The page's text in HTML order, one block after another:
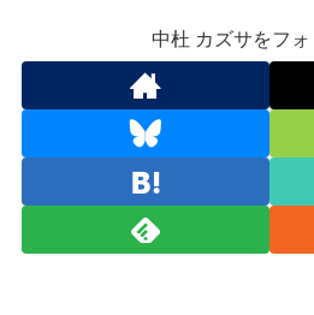
中杜 カズサをフ